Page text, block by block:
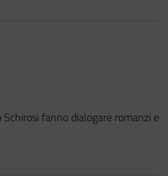
fanno dialogare romanzi e